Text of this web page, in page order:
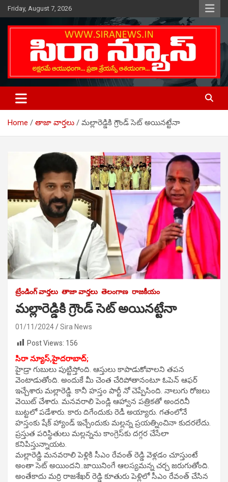
Skip
to
content
Friday, August 7, 2026
SIRA NEWS
Telugu Online News Daily
Home తాజా వార్తలు మల్లారెడ్డికి గ్రౌండ్ సెట్ అయినట్టేనా
ట్రేండింగ్ వార్తలు తాజా వార్తలు తెలంగాణ రాజకీయం
మల్లారెడ్డికి గ్రౌండ్ సెట్ అయినట్టేనా
01/11/2024
Sira News
Post Views: 156
సిరా న్యూస్,హైదరాబాద్;
హైడ్రా గుబులు పుట్టిస్తోంది. ఆస్తులు కాపాడుకోవాలని తపన
వెంటాడుతోంది. అందుకే మీ చెంత చేరిపోతానంటూ ఓపెన్ ఆఫర్‌
ఇచ్చేశారు మల్లారెడ్డి. కానీ హస్తం పార్టీ నో చెప్పేసింది. నాలుగు రోజలు
వెయిట్‌ చేశారు. మనవరాలి పెండ్లి ఆహ్వాన పత్రికతో అందరినీ
బుట్టలో పడేశారు. కారు దిగేందుకు రెడీ అయ్యారు. గతంలోనే
హస్తంకు షేక్‌ హ్యాండ్‌ ఇచ్చేందుకు మల్లన్న ప్రయత్నించినా కుదరలేదు.
ప్రస్తుత పరిస్థితులు మల్లన్నను కాంగ్రెస్‌కు దగ్గర చేసేలా
కనిపిస్తున్నాయట.
మల్లారెడ్డి మనవరాలి పెళ్లికి సీఎం రేవంత్ రెడ్డి వెళ్లడం చూస్తుంటే
అంతా సెట్‌ అయిందని..జాయినింగే ఆలస్యమన్న చర్చ జరుగుతోంది.
అంతేకాదు మర్రి రాజశేఖర్ రెడ్డి కూతురు పెళ్లిలో సీఎం రేవంత్ చేసిన